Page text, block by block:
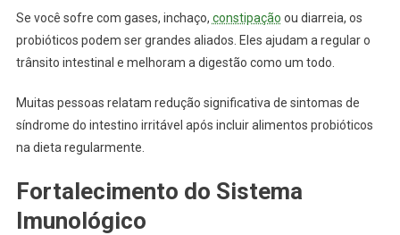
Se você sofre com gases, inchaço, constipação ou diarreia, os
probióticos podem ser grandes aliados. Eles ajudam a regular o
trânsito intestinal e melhoram a digestão como um todo.
Muitas pessoas relatam redução significativa de sintomas de
síndrome do intestino irritável após incluir alimentos probióticos
na dieta regularmente.
Fortalecimento do Sistema
Imunológico